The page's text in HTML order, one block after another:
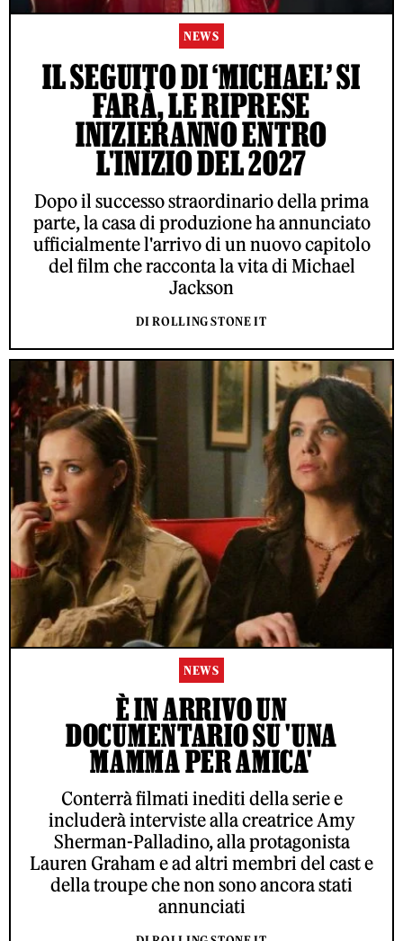
NEWS
IL SEGUITO DI ‘MICHAEL’ SI
FARÀ, LE RIPRESE
INIZIERANNO ENTRO
L'INIZIO DEL 2027
Dopo il successo straordinario della prima
parte, la casa di produzione ha annunciato
ufficialmente l'arrivo di un nuovo capitolo
del film che racconta la vita di Michael
Jackson
DI ROLLING STONE IT
NEWS
È IN ARRIVO UN
DOCUMENTARIO SU 'UNA
MAMMA PER AMICA'
Conterrà filmati inediti della serie e
includerà interviste alla creatrice Amy
Sherman-Palladino, alla protagonista
Lauren Graham e ad altri membri del cast e
della troupe che non sono ancora stati
annunciati